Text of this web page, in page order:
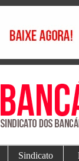
Sindicato